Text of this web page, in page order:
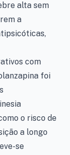
alta sem
a
com
foi
o risco de
a longo
se